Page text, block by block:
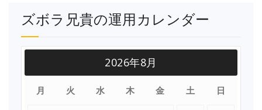
ズボラ兄貴の運用カレンダー
2026年8月
月 火 水 木 金 土 日